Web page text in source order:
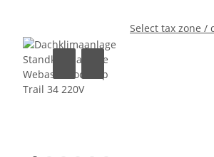
Select tax zone /